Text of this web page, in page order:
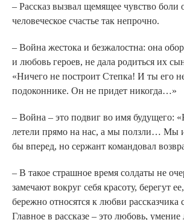
– Рассказ вызвал щемящее чувство боли
человеческое счастье так непрочно.
– Война жестока и безжалостна: она
и любовь героев, не дала родиться их
«Ничего не построит Степка! И ты его
подоконнике. Он не придет никогда…»
– Война – это подвиг во имя будущего:
летели прямо на нас, а мы ползли… Мы
бы вперед, но сержант командовал
– В такое страшное время солдаты не
замечают вокруг себя красоту, берегут
бережно относятся к любви рассказчика
Главное в рассказе – это любовь,